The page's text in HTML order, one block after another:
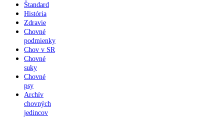
Štandard
História
Zdravie
Chovné
podmienky
Chov v SR
Chovné
suky
Chovné
psy
Archív
chovných
jedincov